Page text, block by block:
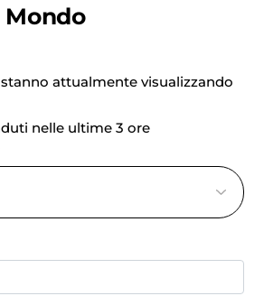
attualmente visualizzando
nelle ultime 3 ore